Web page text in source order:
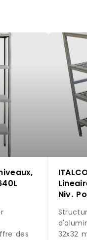
des
Niv.
32x32